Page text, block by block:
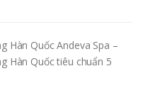
Hàn Quốc Andeva Spa –
Hàn Quốc tiêu chuẩn 5